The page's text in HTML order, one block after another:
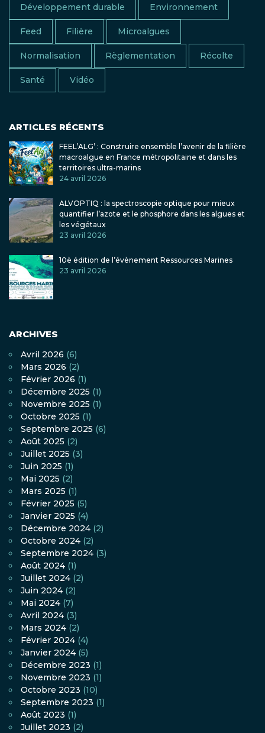
Développement durable Environnement
Feed Filière Microalgues
Normalisation Règlementation Récolte
Santé Vidéo
ARTICLES RÉCENTS
FEEL’ALG’ : Construire ensemble l’avenir de la filière
macroalgue en France métropolitaine et dans les
territoires ultra-marins
24 avril 2026
ALVOPTIQ : la spectroscopie optique pour mieux
quantifier l’azote et le phosphore dans les algues et
les végétaux
23 avril 2026
10è édition de l’évènement Ressources Marines
23 avril 2026
ARCHIVES
Avril 2026 (6)
Mars 2026 (2)
Février 2026 (1)
Décembre 2025 (1)
Novembre 2025 (1)
Octobre 2025 (1)
Septembre 2025 (6)
Août 2025 (2)
Juillet 2025 (3)
Juin 2025 (1)
Mai 2025 (2)
Mars 2025 (1)
Février 2025 (5)
Janvier 2025 (4)
Décembre 2024 (2)
Octobre 2024 (2)
Septembre 2024 (3)
Août 2024 (1)
Juillet 2024 (2)
Juin 2024 (2)
Mai 2024 (7)
Avril 2024 (3)
Mars 2024 (2)
Février 2024 (4)
Janvier 2024 (5)
Décembre 2023 (1)
Novembre 2023 (1)
Octobre 2023 (10)
Septembre 2023 (1)
Août 2023 (1)
Juillet 2023 (2)